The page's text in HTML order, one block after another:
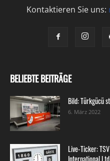
Kontaktieren Sie uns:
BELIEBTE BEITRÄGE
Bild: Türkgücü
6. März 2022
Live-Ticker: